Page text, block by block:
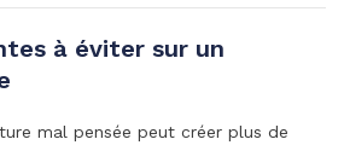
à éviter sur un
mal pensée peut créer plus de